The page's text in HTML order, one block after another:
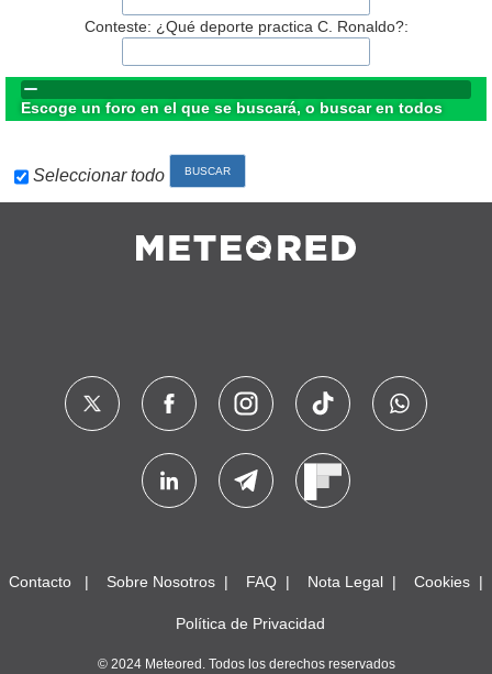
Conteste: ¿Qué deporte practica C. Ronaldo?:
Escoge un foro en el que se buscará, o buscar en todos
Seleccionar todo
Contacto Sobre Nosotros FAQ Nota Legal Cookies
Política de Privacidad
© 2024 Meteored. Todos los derechos reservados